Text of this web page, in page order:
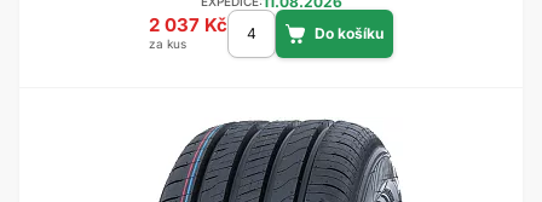
2 037 Kč
za kus